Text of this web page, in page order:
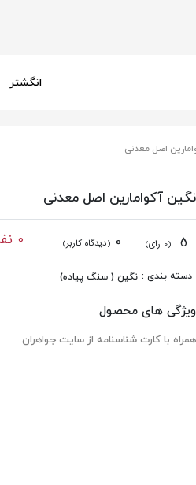
انگشتر
اصل معدنی
نگین آکوامارین اصل معدنی
(0 رای) 0 (دیدگاه کاربر) 0 نفر
دسته بندی : نگین ( سنگ پیاده)
ویژگی های محصول
همراه با کارت شناسنامه از سایت جواهران